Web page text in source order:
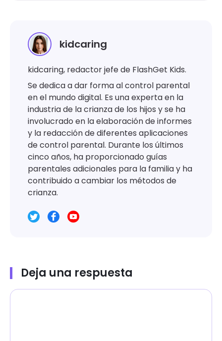
kidcaring
kidcaring, redactor jefe de FlashGet Kids.
Se dedica a dar forma al control parental
en el mundo digital. Es una experta en la
industria de la crianza de los hijos y se ha
involucrado en la elaboración de informes
y la redacción de diferentes aplicaciones
de control parental. Durante los últimos
cinco años, ha proporcionado guías
parentales adicionales para la familia y ha
contribuido a cambiar los métodos de
crianza.
Deja una respuesta